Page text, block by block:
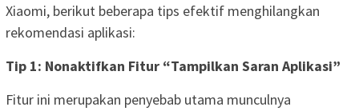
Xiaomi, berikut beberapa tips efektif menghilangkan
rekomendasi aplikasi:
Tip 1: Nonaktifkan Fitur “Tampilkan Saran Aplikasi”
Fitur ini merupakan penyebab utama munculnya